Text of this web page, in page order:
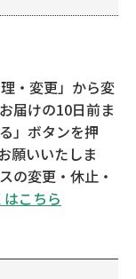
・変更」から変
届けの10日前ま
」ボタンを押
願いいたしま
の変更・休止・
こちら